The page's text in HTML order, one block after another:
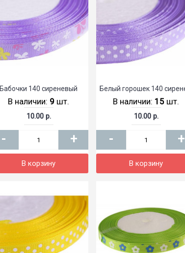
Бабочки 140 сиреневый
В наличии: 9 шт.
10.00 р.
- +
В корзину
В наличии: 15 шт.
10.00 р.
- +
В корзину